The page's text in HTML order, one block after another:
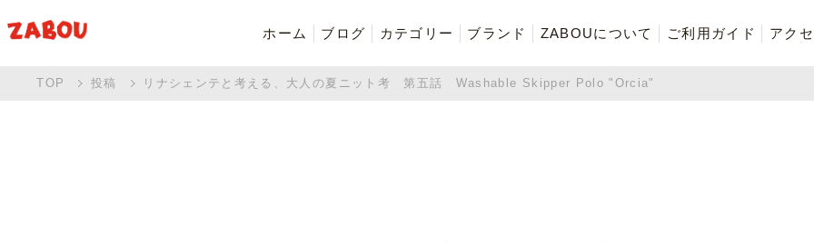
ホーム ブログ カテゴリー ブランド ZABOUについて ご利用ガイド アク
TOP 投稿 リナシェンテと考える、大人の夏ニット考 第五話 Washable Skipper Polo "Orcia"